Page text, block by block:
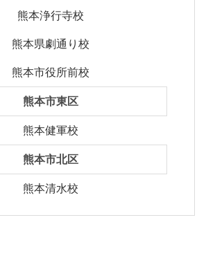
熊本浄行寺校
熊本県劇通り校
熊本市役所前校
熊本市東区
熊本健軍校
熊本市北区
熊本清水校